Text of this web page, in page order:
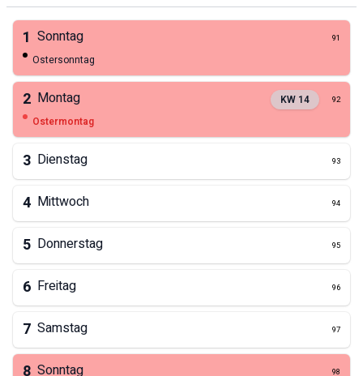
1 Sonntag 91
Ostersonntag
2 Montag KW 14 92
Ostermontag
3 Dienstag 93
4 Mittwoch 94
5 Donnerstag 95
6 Freitag 96
7 Samstag 97
8 Sonntag 98